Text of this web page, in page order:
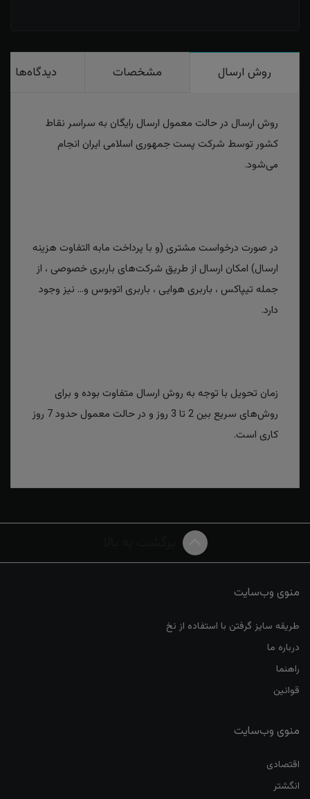
روش ارسال مشخصات دیدگاه‌ها
روش ارسال در حالت معمول ارسال رایگان به سراسر نقاط
کشور توسط شرکت پست جمهوری اسلامی ایران انجام
می‌شود.
در صورت درخواست مشتری (و با پرداخت مابه التفاوت هزینه
ارسال) امکان ارسال از طریق شرکت‌های باربری خصوصی ، از
جمله تیپاکس ، باربری هوایی ، باربری اتوبوس و... نیز وجود
دارد.
زمان تحویل با توجه به روش ارسال متفاوت بوده و برای
روش‌های سریع بین 2 تا 3 روز و در حالت معمول حدود 7 روز
کاری است.
منوی وب‌سایت
طریقه سایز گرفتن با استفاده از نخ
درباره ما
راهنما
قوانین
منوی وب‌سایت
اقتصادی
انگشتر